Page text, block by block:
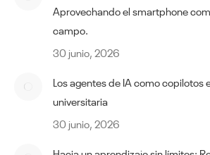
Aprovechando el smartphone
campo.
30 junio, 2026
Los agentes de IA como copilotos
universitaria
30 junio, 2026